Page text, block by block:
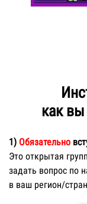
как вы
1) Обязательно
Это открытая
задать вопрос по
в ваш регион/